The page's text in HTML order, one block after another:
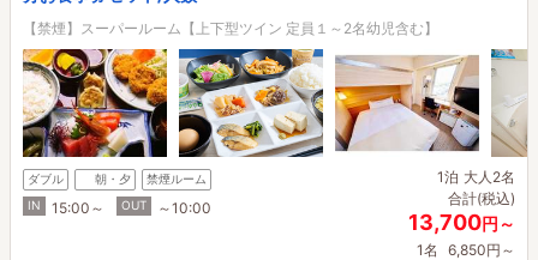
【禁煙】スーパールーム【上下型ツイン 定員１～2名幼児含む】
ダブル 朝・夕
禁煙ルーム
IN
15:00～ OUT ～10:00
1泊 大人2名
合計(税込)
13,700円～
1名 6,850円～